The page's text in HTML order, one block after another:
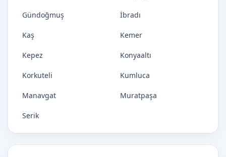
Gündoğmuş İbradı
Kaş Kemer
Kepez Konyaaltı
Korkuteli Kumluca
Manavgat Muratpaşa
Serik